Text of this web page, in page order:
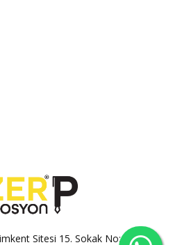
Sitesi 15. Sokak No:100A-